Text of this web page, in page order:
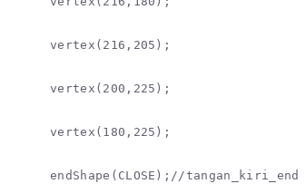
vertex(216,205);
vertex(200,225);
vertex(180,225);
endShape(CLOSE);//tangan_kiri_end